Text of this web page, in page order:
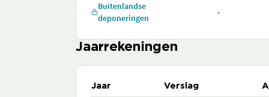
Buitenlandse
deponeringen
-
Jaarrekeningen
Jaar Verslag